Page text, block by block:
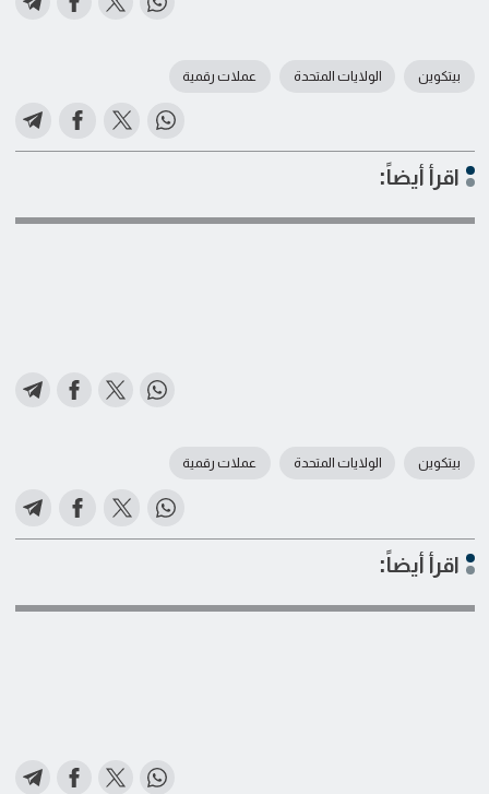
بيتكوين الولايات المتحدة عملات رقمية
اقرأ أيضاً:
بيتكوين الولايات المتحدة عملات رقمية
اقرأ أيضاً: